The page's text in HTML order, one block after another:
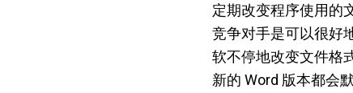
定期改变程序使用的
竞争对手是可以很好
软不停地改变文件格
新的 Word 版本都会